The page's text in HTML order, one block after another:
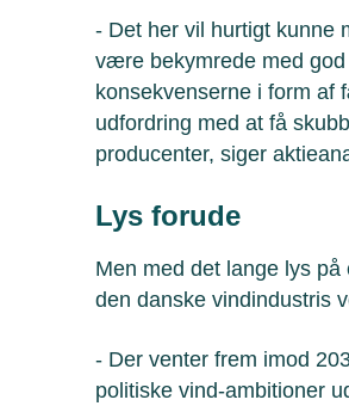
- Det her vil hurtigt kunne
være bekymrede med
konsekvenserne i form af
udfordring med at få
producenter, siger
Lys forude
Men med det lange lys
den danske vindindustris
- Der venter frem imod
politiske vind-ambitioner